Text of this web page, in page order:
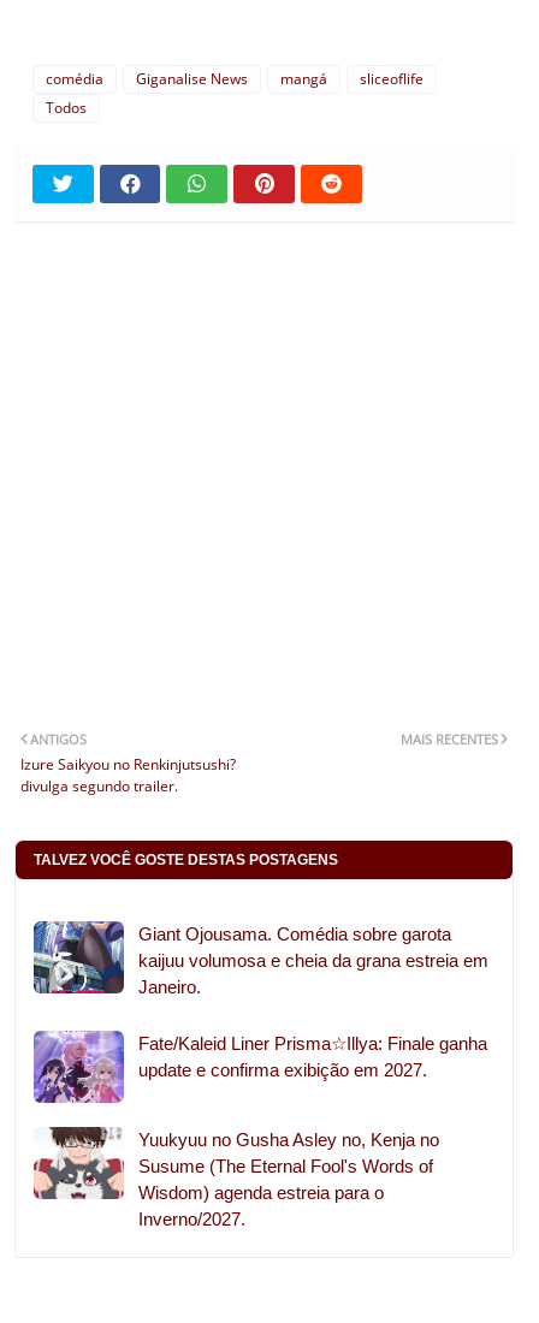
comédia Giganalise News mangá
sliceoflife
Todos
MAIS RECENTES
ANTIGOS
Izure Saikyou no Renkinjutsushi?
divulga segundo trailer.
TALVEZ VOCÊ GOSTE DESTAS POSTAGENS
Giant Ojousama. Comédia sobre garota
kaijuu volumosa e cheia da grana estreia em
Janeiro.
Fate/Kaleid Liner Prisma☆Illya: Finale ganha
update e confirma exibição em 2027.
Yuukyuu no Gusha Asley no, Kenja no
Susume (The Eternal Fool's Words of
Wisdom) agenda estreia para o
Inverno/2027.